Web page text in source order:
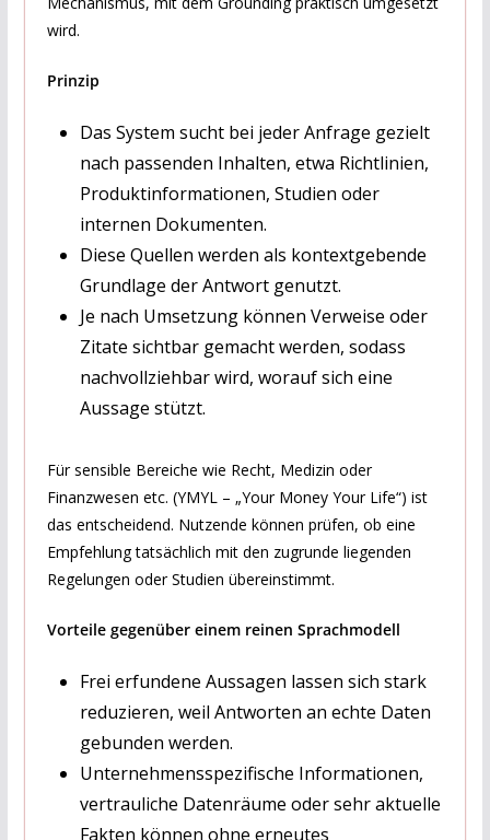
wird.
Prinzip
Das System sucht bei jeder Anfrage gezielt
nach passenden Inhalten, etwa Richtlinien,
Produktinformationen, Studien oder
internen Dokumenten.
Diese Quellen werden als kontextgebende
Grundlage der Antwort genutzt.
Je nach Umsetzung können Verweise oder
Zitate sichtbar gemacht werden, sodass
nachvollziehbar wird, worauf sich eine
Aussage stützt.
Für sensible Bereiche wie Recht, Medizin oder
Finanzwesen etc. (YMYL – „Your Money Your Life“) ist
das entscheidend. Nutzende können prüfen, ob eine
Empfehlung tatsächlich mit den zugrunde liegenden
Regelungen oder Studien übereinstimmt.
Vorteile gegenüber einem reinen Sprachmodell
Frei erfundene Aussagen lassen sich stark
reduzieren, weil Antworten an echte Daten
gebunden werden.
Unternehmensspezifische Informationen,
vertrauliche Datenräume oder sehr aktuelle
Fakten können ohne erneutes